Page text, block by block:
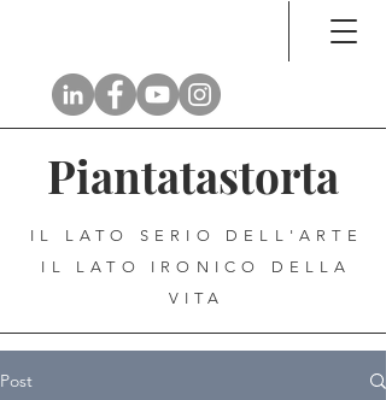
Piantatastorta
IL LATO SERIO DELL'ARTE
IL LATO IRONICO DELLA
VITA
Post